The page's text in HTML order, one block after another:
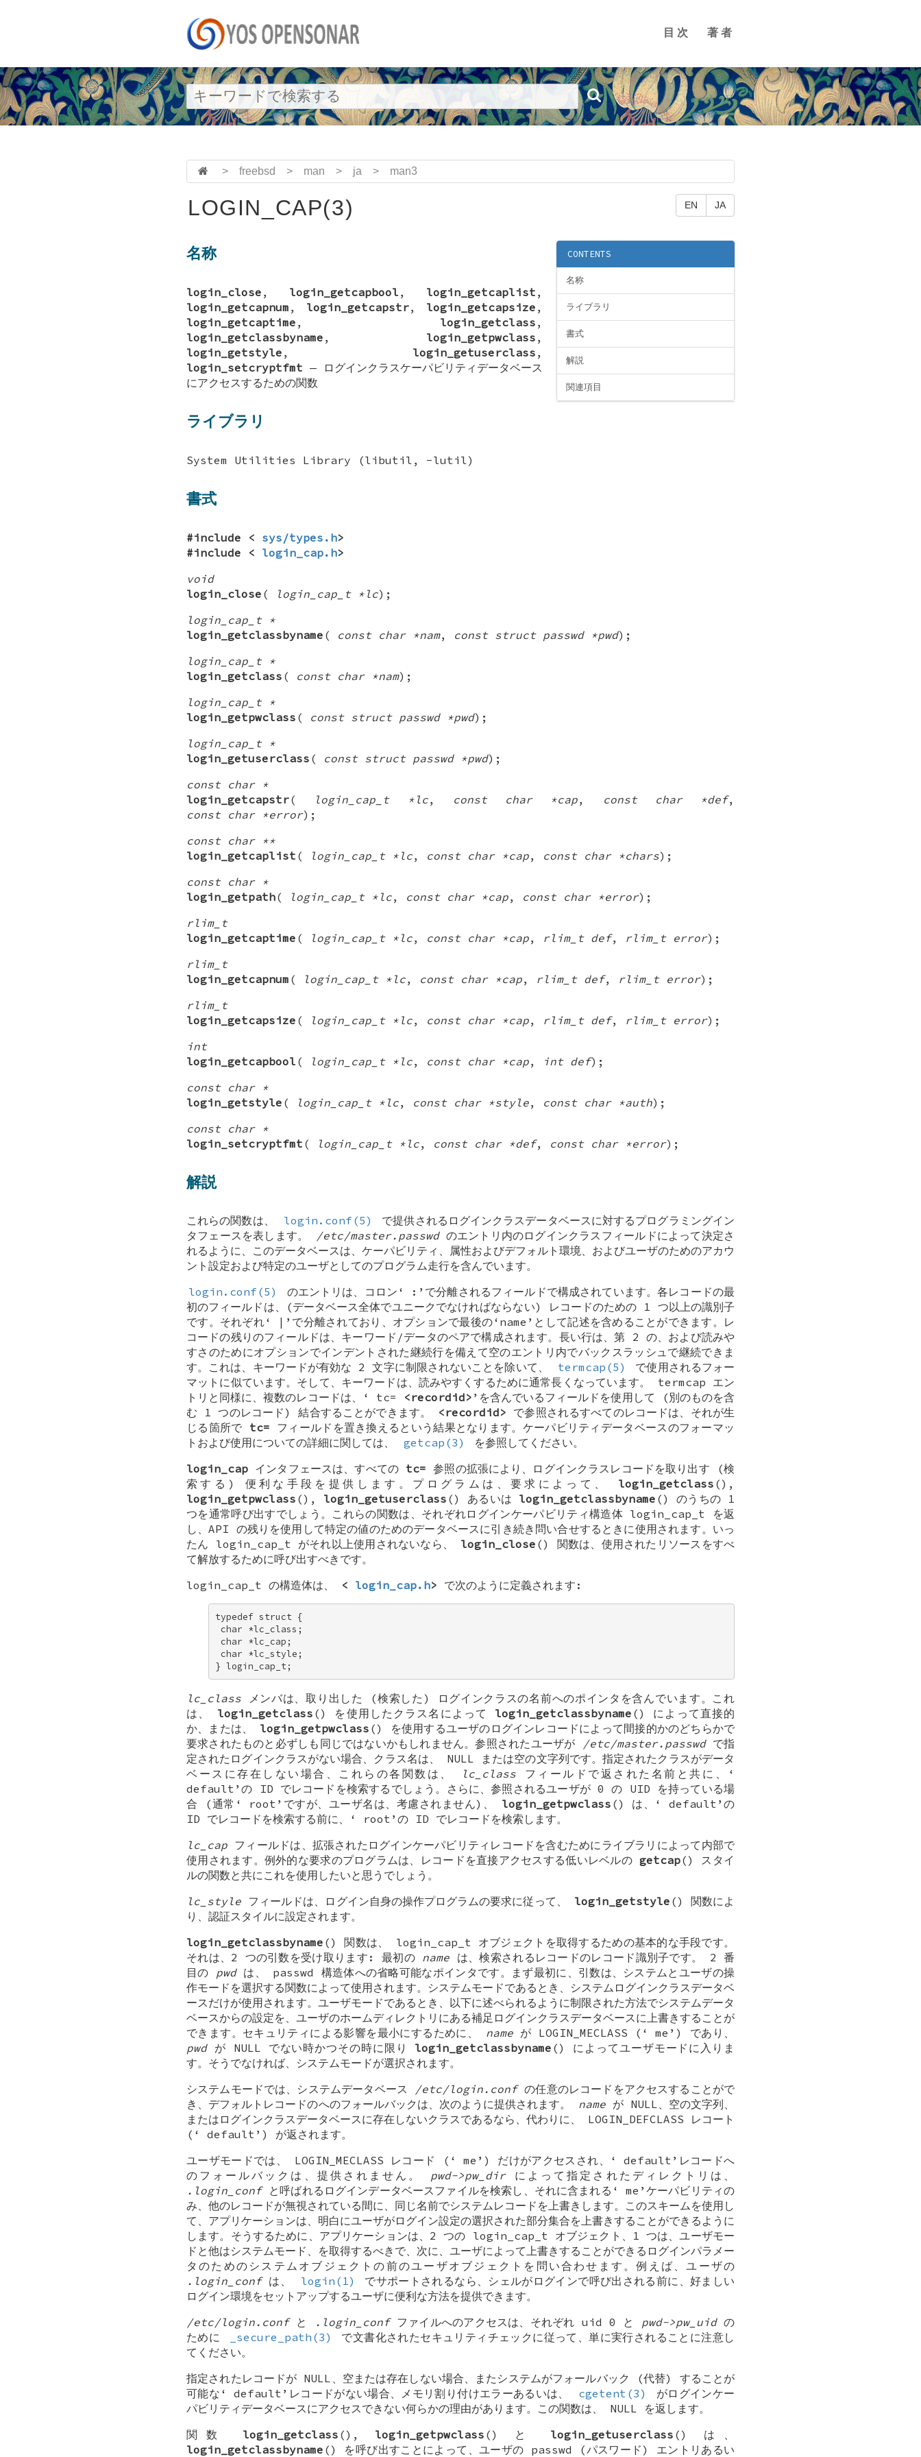
目次 著者
> freebsd > man > ja > man3
EN JA
LOGIN_CAP(3)
CONTENTS
名称
ライブラリ
書式
解説
関連項目
名称
login_close , login_getcapbool , login_getcaplist ,
login_getcapnum , login_getcapstr, login_getcapsize ,
login_getcaptime , login_getclass ,
login_getclassbyname , login_getpwclass ,
login_getstyle , login_getuserclass ,
login_setcryptfmt —
ログインクラスケーパビリティデータベース
にアクセスするための関数
ライブラリ
System Utilities Library (libutil, -lutil)
書式
#include < sys/types.h>
#include < login_cap.h>
void
login_close ( login_cap_t *lc);
login_cap_t *
login_getclassbyname ( const char *nam, const struct passwd *pwd);
login_cap_t *
login_getclass ( const char *nam);
login_cap_t *
login_getpwclass ( const struct passwd *pwd);
login_cap_t *
login_getuserclass ( const struct passwd *pwd);
const char *
login_getcapstr( login_cap_t *lc, const char *cap, const char *def,
const char *error);
const char **
login_getcaplist ( login_cap_t *lc, const char *cap, const char *chars);
const char *
login_getpath( login_cap_t *lc, const char *cap, const char *error);
rlim_t
login_getcaptime ( login_cap_t *lc, const char *cap, rlim_t def, rlim_t error);
rlim_t
login_getcapnum ( login_cap_t *lc, const char *cap, rlim_t def, rlim_t error);
rlim_t
login_getcapsize ( login_cap_t *lc, const char *cap, rlim_t def, rlim_t error);
int
login_getcapbool ( login_cap_t *lc, const char *cap, int def);
const char *
login_getstyle ( login_cap_t *lc, const char *style, const char *auth);
const char *
login_setcryptfmt ( login_cap_t *lc, const char *def, const char *error);
解説
これらの関数は、 login.conf(5)
で提供されるログインクラスデータベースに対するプログラミングイン
タフェースを表します。
/etc/master.passwdのエントリ内のログインクラスフィールドによって決定さ
れるように、このデータベースは、ケーパビリティ、属性およびデフォルト環境、およびユーザのためのアカウ
ント設定および特定のユーザとしてのプログラム走行を含んでいます。
login.conf(5)
のエントリは、コロン‘ : ’で分離されるフィールドで構成されています。各レコードの最
初のフィールドは、(データベース全体でユニークでなければならない) レコードのための 1 つ以上の識別子
です。それぞれ‘
| ’で分離されており、オプションで最後の‘name’として記述を含めることができます。レ
コードの残りのフィールドは、キーワード/データのペアで構成されます。長い行は、第 2 の、および読みや
すさのためにオプションでインデントされた継続行を備えて空のエントリ内でバックスラッシュで継続できま
す。これは、キーワードが有効な 2 文字に制限されないことを除いて、
termcap(5)
で使用されるフォー
マットに似ています。そして、キーワードは、読みやすくするために通常長くなっています。 termcap エン
トリと同様に、複数のレコードは、‘ tc= <recordid> ’を含んでいるフィールドを使用して (別のものを含
む 1 つのレコード) 結合することができます。 <recordid> で参照されるすべてのレコードは、それが生
じる箇所で tc= フィールドを置き換えるという結果となります。ケーパビリティデータベースのフォーマッ
トおよび使用についての詳細に関しては、
getcap(3)
を参照してください。
login_cap インタフェースは、すべての tc= 参照の拡張により、ログインクラスレコードを取り出す (検
索する) 便利な手段を提供します。プログラムは、要求によって、 login_getclass (),
login_getpwclass (), login_getuserclass () あるいは login_getclassbyname () のうちの 1
つを通常呼び出すでしょう。これらの関数は、それぞれログインケーパビリティ構造体 login_cap_t を返
し、API の残りを使用して特定の値のためのデータベースに引き続き問い合せするときに使用されます。いっ
たん login_cap_t がそれ以上使用されないなら、 login_close () 関数は、使用されたリソースをすべ
て解放するために呼び出すべきです。
login_cap_t の構造体は、 < login_cap.h> で次のように定義されます:
typedef struct {
char *lc_class;
char *lc_cap;
char *lc_style;
} login_cap_t;
lc_class メンバは、取り出した (検索した) ログインクラスの名前へのポインタを含んでいます。これ
は、 login_getclass () を使用したクラス名によって login_getclassbyname () によって直接的
か、または、 login_getpwclass () を使用するユーザのログインレコードによって間接的かのどちらかで
要求されたものと必ずしも同じではないかもしれません。参照されたユーザが
/etc/master.passwdで指
定されたログインクラスがない場合、クラス名は、 NULL または空の文字列です。指定されたクラスがデータ
ベースに存在しない場合、これらの各関数は、
lc_class フィールドで返された名前と共に、‘
default ’の ID でレコードを検索するでしょう。さらに、参照されるユーザが 0 の UID を持っている場
合 (通常‘ root ’ですが、ユーザ名は、考慮されません)、 login_getpwclass () は、‘ default ’の
ID でレコードを検索する前に、‘ root ’の ID でレコードを検索します。
lc_cap フィールドは、拡張されたログインケーパビリティレコードを含むためにライブラリによって内部で
使用されます。例外的な要求のプログラムは、レコードを直接アクセスする低いレベルのgetcap() スタイ
ルの関数と共にこれを使用したいと思うでしょう。
lc_style フィールドは、ログイン自身の操作プログラムの要求に従って、 login_getstyle () 関数によ
り、認証スタイルに設定されます。
login_getclassbyname () 関数は、 login_cap_t オブジェクトを取得するための基本的な手段です。
それは、2 つの引数を受け取ります: 最初の name は、検索されるレコードのレコード識別子です。 2 番
目の pwdは、 passwd
構造体への省略可能なポインタです。まず最初に、引数は、システムとユーザの操
作モードを選択する関数によって使用されます。システムモードであるとき、システムログインクラスデータベ
ースだけが使用されます。ユーザモードであるとき、以下に述べられるように制限された方法でシステムデータ
ベースからの設定を、ユーザのホームディレクトリにある補足ログインクラスデータベースに上書きすることが
できます。セキュリティによる影響を最小にするために、 nameが LOGIN_MECLASS (‘me ’) であり、
pwdが NULL でない時かつその時に限り login_getclassbyname () によってユーザモードに入りま
す。そうでなければ、システムモードが選択されます。
システムモードでは、システムデータベース /etc/login.confの任意のレコードをアクセスすることがで
き、デフォルトレコードのへのフォールバックは、次のように提供されます。 nameが NULL、空の文字列、
またはログインクラスデータベースに存在しないクラスであるなら、代わりに、 LOGIN_DEFCLASS レコート
(‘ default ’) が返されます。
ユーザモードでは、 LOGIN_MECLASS レコード (‘me ’) だけがアクセスされ、‘default ’レコードへ
のフォールバックは、提供されません。 pwd->pw_dirによって指定されたディレクトリは、
.login_confと呼ばれるログインデータベースファイルを検索し、それに含まれる‘ me ’ケーパビリティの
み、他のレコードが無視されている間に、同じ名前でシステムレコードを上書きします。このスキームを使用し
て、アプリケーションは、明白にユーザがログイン設定の選択された部分集合を上書きすることができるように
します。そうするために、アプリケーションは、2 つの login_cap_t オブジェクト、1 つは、ユーザモー
ドと他はシステムモード、を取得するべきで、次に、ユーザによって上書きすることができるログインパラメー
タのためのシステムオブジェクトの前のユーザオブジェクトを問い合わせます。例えば、ユーザの
.login_confは、 login(1)
でサポートされるなら、シェルがログインで呼び出される前に、好ましい
ログイン環境をセットアップするユーザに便利な方法を提供できます。
/etc/login.confと .login_confファイルへのアクセスは、それぞれ uid 0 と pwd->pw_uidの
ために
_secure_path(3)
で文書化されたセキュリティチェックに従って、単に実行されることに注意し
てください。
指定されたレコードが NULL 、空または存在しない場合、またシステムがフォールバック (代替) することが
可能な‘default ’レコードがない場合、メモリ割り付けエラーあるいは、 cgetent(3)
がログインケー
パビリティデータベースにアクセスできない何らかの理由があります。この関数は、 NULL を返します。
関数 login_getclass (), login_getpwclass () と login_getuserclass () は、
login_getclassbyname () を呼び出すことによって、ユーザの passwd (パスワード) エントリあるい